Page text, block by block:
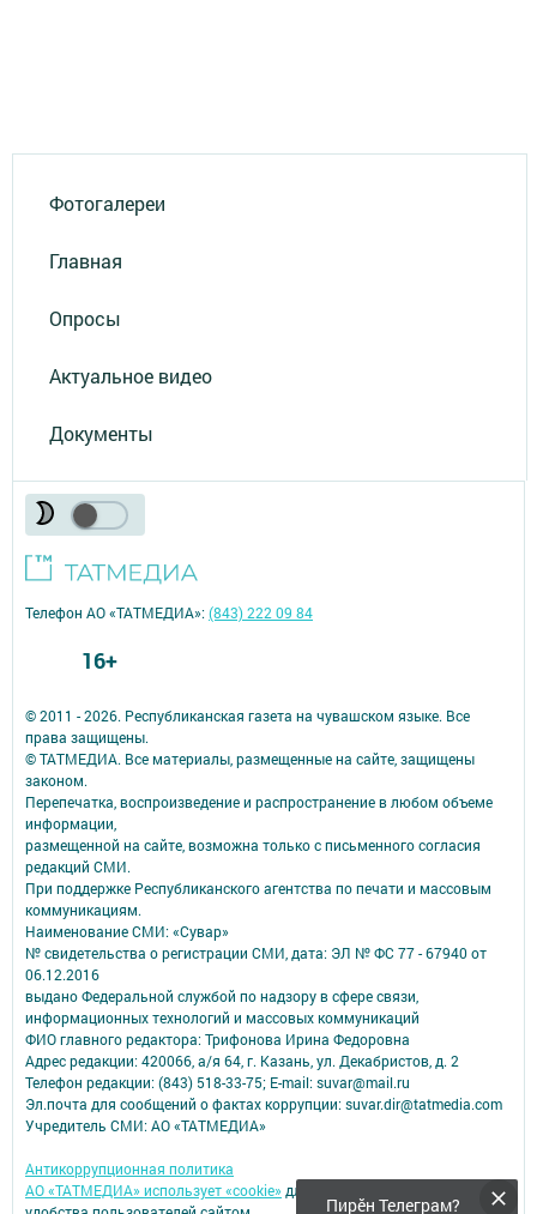
Фотогалереи
Главная
Опросы
Актуальное видео
Документы
Пирӗн Телеграм?
© 2011 - 2026. Республиканская газета на чувашском языке. Все
права защищены.
© ТАТМЕДИА. Все материалы, размещенные на сайте, защищены
законом.
Перепечатка, воспроизведение и распространение в любом объеме
информации,
размещенной на сайте, возможна только с письменного согласия
редакций СМИ.
При поддержке Республиканского агентства по печати и массовым
коммуникациям.
Наименование СМИ: «Сувар»
№ свидетельства о регистрации СМИ, дата: ЭЛ № ФС 77 - 67940 от
06.12.2016
выдано Федеральной службой по надзору в сфере связи,
информационных технологий и массовых коммуникаций
ФИО главного редактора: Трифонова Ирина Федоровна
Адрес редакции: 420066, а/я 64, г. Казань, ул. Декабристов, д. 2
Телефон редакции: (843) 518-33-75; E-mail: suvar@mail.ru
Эл.почта для сообщений о фактах коррупции: suvar.dir@tatmedia.com
Учредитель СМИ: АО «ТАТМЕДИА»
Антикоррупционная политика
АО «ТАТМЕДИА» использует «cookie»для персонализации сервисов и
Телефон АО «ТАТМЕДИА»:(843) 222 09 84
16+